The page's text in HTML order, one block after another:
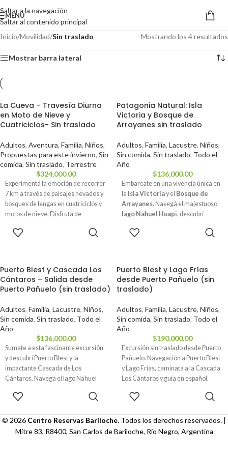
Saltar a la navegación
Saltar al contenido principal
MENÚ
Inicio/Movilidad/Sin traslado Mostrando los 4 resultados
Mostrar barra lateral
La Cueva – Travesía Diurna
en Moto de Nieve y
Cuatriciclos- Sin traslado
Adultos, Aventura, Familia, Niños,
Propuestas para este invierno, Sin
comida, Sin traslado, Terrestre
$324,000.00
Experimentá la emoción de recorrer
7 km a través de paisajes nevados y
bosques de lengas en cuatriciclos y
motos de nieve. Disfrutá de
guiada en un entorno exclusivo de
Patagonia Natural: Isla
Victoria y Bosque de
Arrayanes sin traslado
Adultos, Familia, Lacustre, Niños,
Sin comida, Sin traslado, Todo el
Año
$136,000.00
Embarcate en una vivencia única en
la Isla Victoriay el Bosque de
Arrayanes. Navegá el majestuoso
lago Nahuel Huapi, descubrí
historia a través de sus icónicas
inigualable. ✅ Reservá tu lugar hoy
pagando solo la seña — el saldo lo
abonás recién el día de la excursión.
Puerto Blest y Cascada Los
Cántaros – Salida desde
Puerto Pañuelo (sin traslado)
Adultos, Familia, Lacustre, Niños,
Sin comida, Sin traslado, Todo el
Año
$136,000.00
Sumate a esta fascinante excursión
y descubrí Puerto Blest y la
impactante Cascada de Los
Cántaros. Navega el lago Nahuel
en el corazón de la Patagonia
inolvidable. ✅ Reservá tu lugar hoy
pagando solo la seña — el saldo lo
Puerto Blest y Lago Frías
desde Puerto Pañuelo (sin
traslado)
Adultos, Familia, Lacustre, Niños,
Sin comida, Sin traslado, Todo el
Año
$190,000.00
Excursión sin traslado desde Puerto
Pañuelo. Navegación a Puerto Blest
y Lago Frías, caminata a la Cascada
Los Cántaros y guía en español.
cuenta.
✅ Reservá tu lugar hoy pagando
solo la seña — el saldo lo abonás
recién el día de la excursión.
© 2026 Centro Reservas Bariloche. Todos los derechos reservados. |
Mitre 83, R8400, San Carlos de Bariloche, Río Negro, Argentina